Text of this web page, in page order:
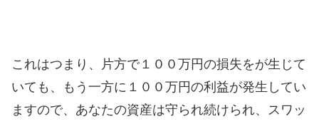
これはつまり、片方で１００万円の損失をが生じて
いても、もう一方に１００万円の利益が発生してい
ますので、あなたの資産は守られ続けられ、スワッ